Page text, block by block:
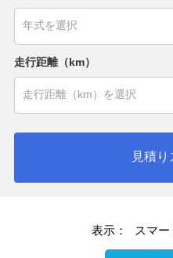
走行距離（km）
見積り
表示： スマ